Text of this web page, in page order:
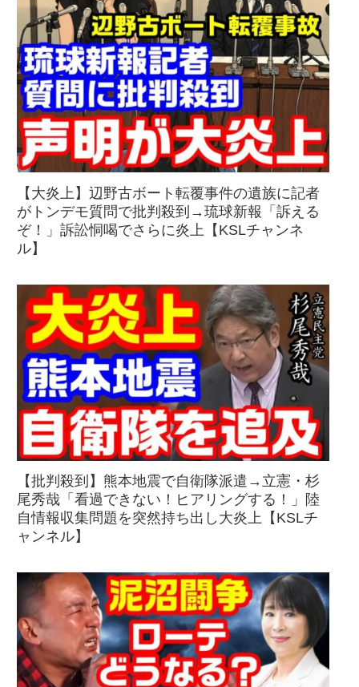
【大炎上】辺野古ボート転覆事件の遺族に記者
がトンデモ質問で批判殺到→琉球新報「訴える
ぞ！」訴訟恫喝でさらに炎上【KSLチャンネ
ル】
【批判殺到】熊本地震で自衛隊派遣→立憲・杉
尾秀哉「看過できない！ヒアリングする！」陸
自情報収集問題を突然持ち出し大炎上【KSLチ
ャンネル】